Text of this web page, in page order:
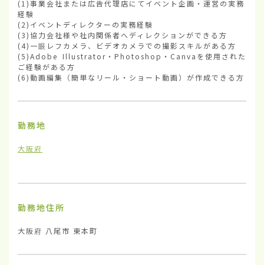
(1)事業会社または広告代理店にてイベント企画・運営の実務
経験
(2)イベントディレクターの実務経験
(3)協力会社様や社内関係者へディレクションができる方
(4)一眼レフカメラ、ビデオカメラでの撮影スキルがある方
(5)Adobe Illustrator・Photoshop・Canvaを使用された
ご経験がある方
(6)動画編集（簡単なリール・ショート動画）が作成できる方
勤務地
大阪府
勤務地住所
大阪府 八尾市 東本町